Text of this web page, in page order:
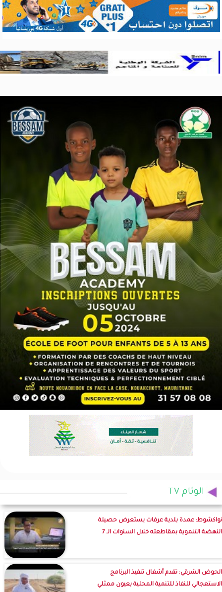
الوئام TV
نواكشوط: عمدة بلدية عرفات يستعرض حصيلة
النهضة التنموية بمقاطعته خلال السنوات الـ 7
الحوض الشرقي: تقدم أشغال تنفيذ البرنامج
الاستعجالي للنفاذ للتنمية المحلية بعيون ممثلي